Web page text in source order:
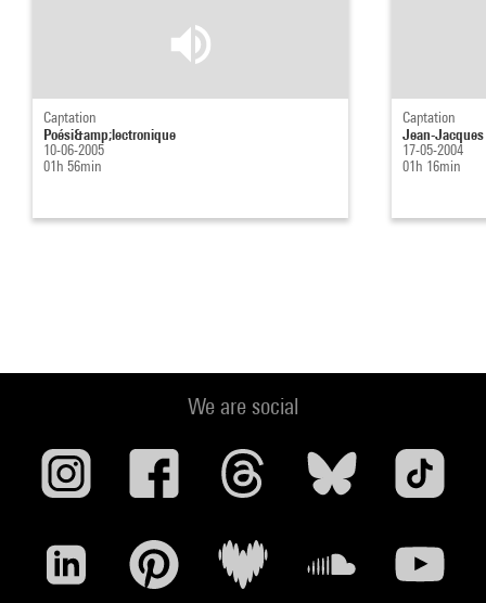
Captation
Poési&amp;lectronique
10-06-2005
01h 56min
Captation
Jean-
17-05-2004
01h 16min
We are social